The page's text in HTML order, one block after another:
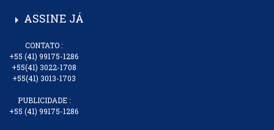
arrow_right ASSINE JÁ
CONTATO :
+55 (41) 99175-1286
+55(41) 3022-1708
+55(41) 3013-1703
PUBLICIDADE :
+55 (41) 99175-1286